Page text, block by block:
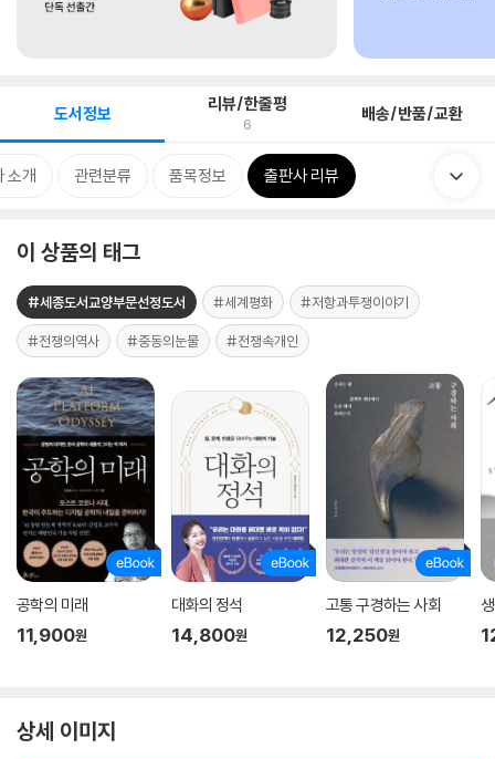
도서정보 리뷰/한줄평
6 배송/반품/교환
소개 관련분류 품목정보 출판사 리뷰
이 상품의 태그
#세종도서교양부문선정도서 #세계평화 #저항과투쟁이야기
#전쟁의역사 #중동의눈물 #전쟁속개인
공학의 미래
11,900원
대화의 정석
14,800원
고통 구경하는 사회
12,250원
상세 이미지